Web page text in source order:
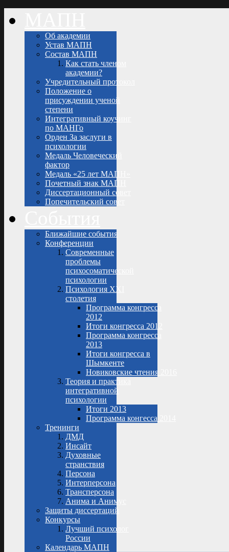
Об академии
Устав МАПН
Состав МАПН
Как стать членом
академии?
Учредительный протокол
Положение о
присуждении ученой
степени
Интегративный коучинг
по МАНГо
Орден За заслуги в
психологии
Медаль Человеческий
фактор
Медаль «25 лет МАПН»
Почетный знак МАПН
Диссертационный совет
Попечительский совет
Ближайшие события
Конференции
Современные
проблемы
психосоматической
психологии
Психология XXI
столетия
Программа конгресса
2012
Итоги конгресса 2012
Программа конгресса
2013
Итоги конгресса в
Шымкенте
Новиковские чтения 2016
Теория и практика
интегративной
психологии
Итоги 2013
Программа конгесса 2014
Тренинги
ДМД
Инсайт
Духовные
странствия
Персона
Интерперсона
Трансперсона
Анима и Анимус
Защиты диссертаций
Конкурсы
Лучший психолог
России
Календарь МАПН